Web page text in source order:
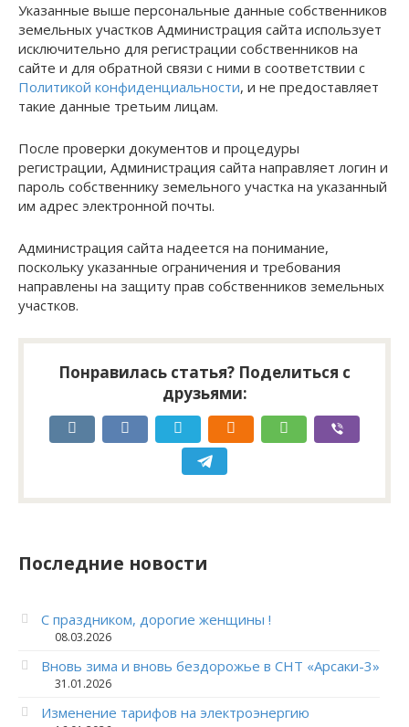
Указанные выше персональные данные собственников
земельных участков Администрация сайта использует
исключительно для регистрации собственников на
сайте и для обратной связи с ними в соответствии с
Политикой конфиденциальности, и не предоставляет
такие данные третьим лицам.
После проверки документов и процедуры
регистрации, Администрация сайта направляет логин и
пароль собственнику земельного участка на указанный
им адрес электронной почты.
Администрация сайта надеется на понимание,
поскольку указанные ограничения и требования
направлены на защиту прав собственников земельных
участков.
Понравилась статья? Поделиться с
друзьями:
Последние новости
С праздником, дорогие женщины !
08.03.2026
Вновь зима и вновь бездорожье в СНТ «Арсаки-3»
31.01.2026
Изменение тарифов на электроэнергию